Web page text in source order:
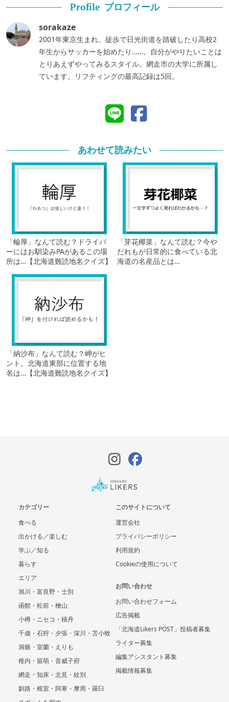
Profile プロフィール
sorakaze
2001年東京生まれ。徒歩で日光街道を踏破したり高校2
年生からサッカーを始めたり……。自分がやりたいことは
とりあえずやってみるスタイル。網走市の大学に所属し
ています。リフティングの最高記録は5回。
あわせて読みたい
「輪厚」なんて読む？ドライバ
ーにはお馴染みPAがあるこの場
所は…【北海道難読地名クイズ】
「芽花椰菜」なんて読む？今や
だれもが日常的に食べている北
海道の名産品とは…
「納沙布」なんて読む？岬がヒ
ント。北海道東部に位置する地
名は…【北海道難読地名クイズ】
カテゴリー
食べる
出かける／楽しむ
学ぶ／知る
暮らす
エリア
旭川・富良野・士別
函館・松前・檜山
小樽・ニセコ・積丹
千歳・石狩・夕張・深川・苫小牧
洞爺・室蘭・えりも
稚内・留萌・音威子府
網走・知床・北見・紋別
釧路・根室・阿寒・摩周・羅臼
このサイトについて
運営会社
プライバシーポリシー
利用規約
Cookieの使用について
お問い合わせ
お問い合わせフォーム
広告掲載
「北海道Likers POST」投稿者募集
ライター募集
編集アシスタント募集
掲載情報募集